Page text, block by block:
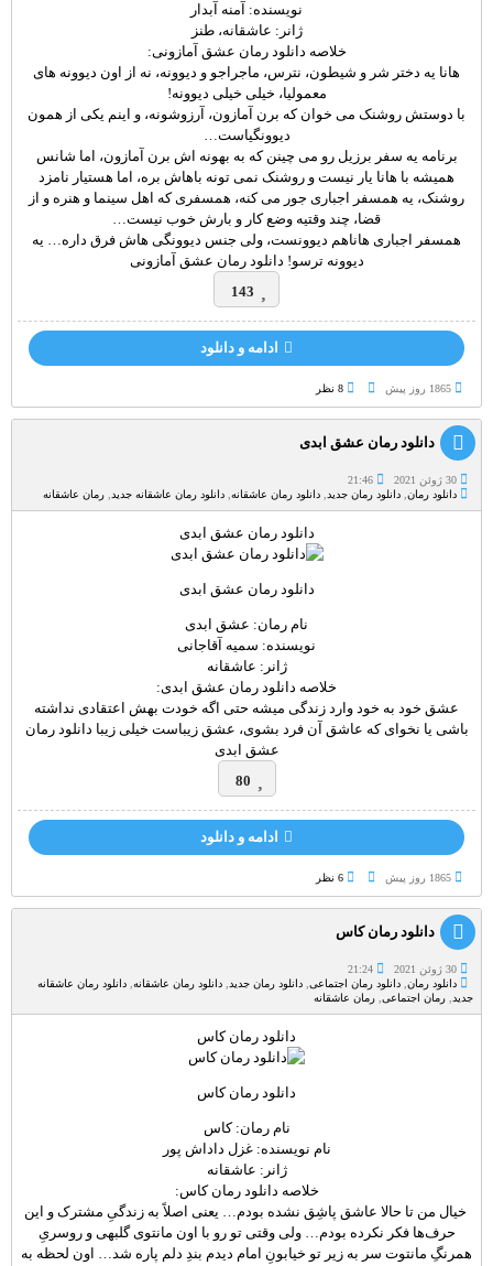
نویسنده: آمنه آبدار
ژانر: عاشقانه، طنز
خلاصه دانلود رمان عشق آمازونی:
هانا یه دختر شر و شیطون، نترس، ماجراجو و دیوونه، نه از اون دیوونه های
معمولیا، خیلی خیلی دیوونه!
با دوستش روشنک می خوان که برن آمازون، آرزوشونه، و اینم یکی از همون
دیوونگیاست…
برنامه یه سفر برزیل رو می چینن که به بهونه اش برن آمازون، اما شانس
همیشه با هانا یار نیست و روشنک نمی تونه باهاش بره، اما هستیار نامزد
روشنک، یه همسفر اجباری جور می کنه، همسفری که اهل سینما و هنره و از
قضا، چند وقتیه وضع کار و بارش خوب نیست…
همسفر اجباری هاناهم دیوونست، ولی جنس دیوونگی هاش فرق داره… یه
دیوونه ترسو! دانلود رمان عشق آمازونی
143
ادامه و دانلود
1865 روز پيش 8 نظر
دانلود رمان عشق ابدی
30 ژوئن 2021
21:46
دانلود رمان, دانلود رمان جدید دانلود رمان عاشقانه, دانلود رمان عاشقانه جدید رمان عاشقانه
دانلود رمان عشق ابدی
دانلود رمان عشق ابدی
نام رمان: عشق ابدی
نویسنده: سمیه آقاجانی
ژانر: عاشقانه
خلاصه دانلود رمان عشق ابدی:
عشق خود به خود وارد زندگی میشه حتی اگه خودت بهش اعتقادی نداشته
باشی یا نخوای که عاشق آن فرد بشوی، عشق زیباست خیلی زیبا دانلود رمان
عشق ابدی
80
ادامه و دانلود
1865 روز پيش 6 نظر
دانلود رمان کاس
30 ژوئن 2021
21:24
دانلود رمان, دانلود رمان اجتماعی, دانلود رمان جدید دانلود رمان عاشقانه, دانلود رمان عاشقانه
جدید
رمان اجتماعی, رمان عاشقانه
دانلود رمان کاس
دانلود رمان کاس
نام رمان: کاس
نام نویسنده: غزل داداش پور
ژانر: عاشقانه
خلاصه دانلود رمان کاس:
خیال من تا حالا عاشق پاشِق نشده بودم… یعنی اصلاً به زندگیِ مشترک و این
حرف‌ها فکر نکرده بودم… ولی وقتی تو رو با اون مانتوی گلبهی و روسریِ
همرنگِ مانتوت سر به زیر تو خیابونِ امام دیدم بندِ دلم پاره شد… اون لحظه به